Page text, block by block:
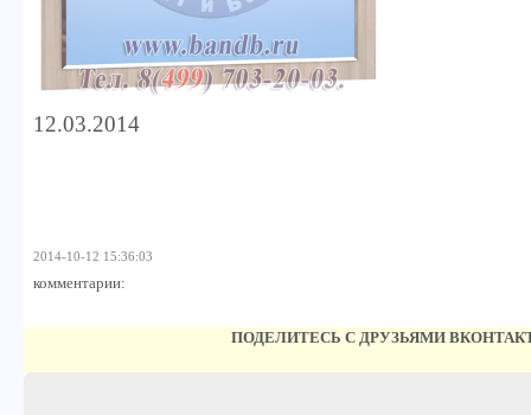
12.03.2014
2014-10-12 15:36:03
комментарии:
ПОДЕЛИТЕСЬ С ДРУЗЬЯМИ